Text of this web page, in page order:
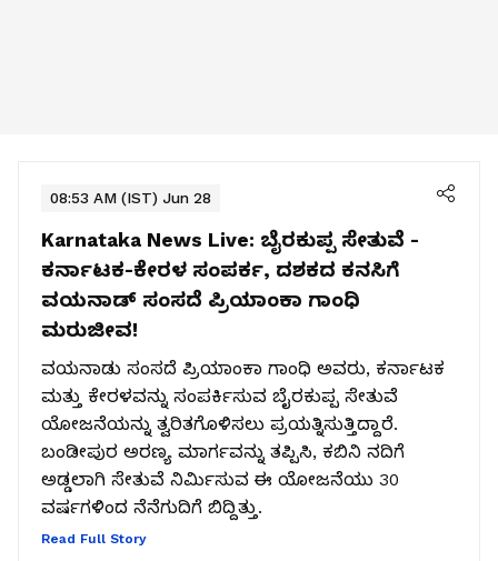
08:53 AM (IST) Jun 28
Karnataka News Live: ಬೈರಕುಪ್ಪ ಸೇತುವೆ -
ಕರ್ನಾಟಕ-ಕೇರಳ ಸಂಪರ್ಕ, ದಶಕದ ಕನಸಿಗೆ
ವಯನಾಡ್ ಸಂಸದೆ ಪ್ರಿಯಾಂಕಾ ಗಾಂಧಿ
ಮರುಜೀವ!
ವಯನಾಡು ಸಂಸದೆ ಪ್ರಿಯಾಂಕಾ ಗಾಂಧಿ ಅವರು, ಕರ್ನಾಟಕ
ಮತ್ತು ಕೇರಳವನ್ನು ಸಂಪರ್ಕಿಸುವ ಬೈರಕುಪ್ಪ ಸೇತುವೆ
ಯೋಜನೆಯನ್ನು ತ್ವರಿತಗೊಳಿಸಲು ಪ್ರಯತ್ನಿಸುತ್ತಿದ್ದಾರೆ.
ಬಂಡೀಪುರ ಅರಣ್ಯ ಮಾರ್ಗವನ್ನು ತಪ್ಪಿಸಿ, ಕಬಿನಿ ನದಿಗೆ
ಅಡ್ಡಲಾಗಿ ಸೇತುವೆ ನಿರ್ಮಿಸುವ ಈ ಯೋಜನೆಯು 30
ವರ್ಷಗಳಿಂದ ನೆನೆಗುದಿಗೆ ಬಿದ್ದಿತ್ತು.
Read Full Story